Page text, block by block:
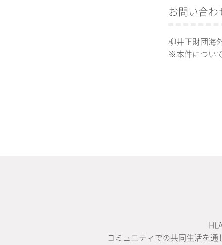
お問い合わ
柳井正財団海
※本件につい
コミュニティでの共同生活を